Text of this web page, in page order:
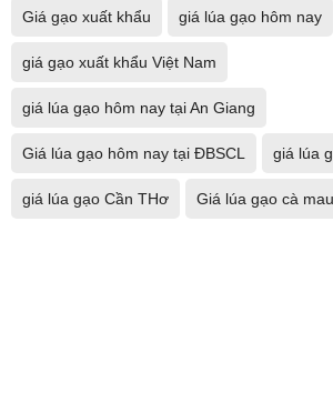
Giá gạo xuất khẩu giá lúa gạo hôm nay
giá gạo xuất khẩu Việt Nam
giá lúa gạo hôm nay tại An Giang
Giá lúa gạo hôm nay tại ĐBSCL giá lúa
​​​​​​​giá lúa gạo Cần THơ Giá lúa gạo cà mau